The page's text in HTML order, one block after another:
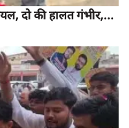
दो की हालत गंभीर,...